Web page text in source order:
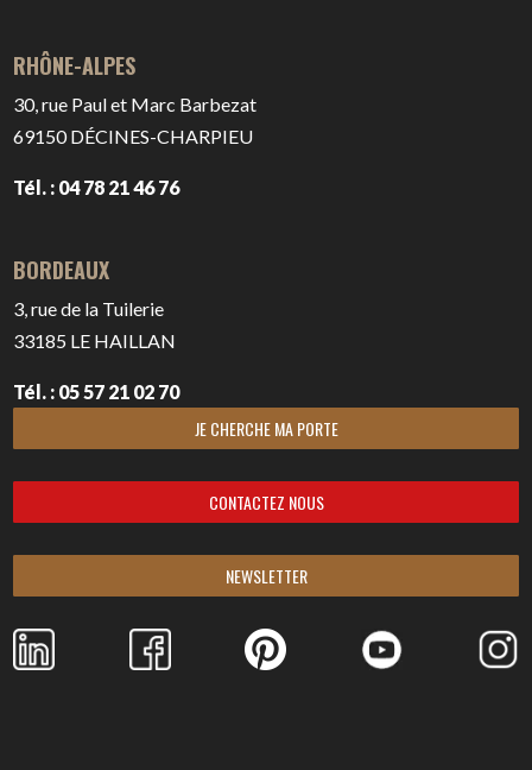
RHÔNE-ALPES
30, rue Paul et Marc Barbezat
69150DÉCINES-CHARPIEU
Tél. : 04 78 21 46 76
BORDEAUX
3, rue de la Tuilerie
33185 LE HAILLAN
Tél. : 05 57 21 02 70
JE CHERCHE MA PORTE
CONTACTEZ NOUS
NEWSLETTER